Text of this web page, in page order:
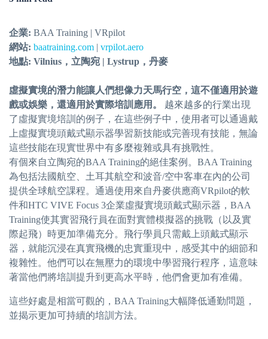
企業: BAA Training | VRpilot
網站: baatraining.com | vrpilot.aero
地點: Vilnius，立陶宛 | Lystrup，丹麥
虛擬實境的潛力能讓人們想像力天馬行空，這不僅適用於遊
戲或娛樂，還適用於實際培訓應用。 越來越多的行業出現
了虛擬實境培訓的例子，在這些例子中，使用者可以通過戴
上虛擬實境頭戴式顯示器學習新技能或完善現有技能，無論
這些技能在現實世界中有多麼複雜或具有挑戰性。
有個來自立陶宛的BAA Training的絕佳案例。BAA Training
為包括法國航空、土耳其航空和波音/空中客車在內的公司
提供全球航空課程。通過使用來自丹麥供應商VRpilot的軟
件和HTC VIVE Focus 3企業虛擬實境頭戴式顯示器，BAA
Training使其實習飛行員在面對實體模擬器的挑戰（以及實
際起飛）時更加準備充分。飛行學員只需戴上頭戴式顯示
器，就能沉浸在真實飛機的忠實重現中，感受其中的細節和
複雜性。他們可以在無壓力的環境中學習飛行程序，這意味
著當他們將培訓提升到更高水平時，他們會更加有准備。
這些好處是相當可觀的，BAA Training大幅降低通勤問題，
並揭示更加可持續的培訓方法。